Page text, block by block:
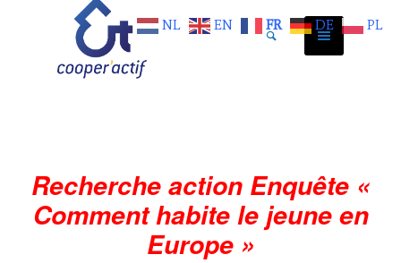
Recherche action Enquête «
Comment habite le jeune en
Europe »
NL EN FR DE PL